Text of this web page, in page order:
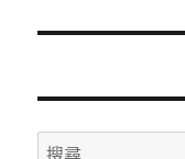
文
搜